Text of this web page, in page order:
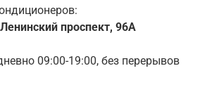
проспект, 96А
09:00-19:00, без перерывов